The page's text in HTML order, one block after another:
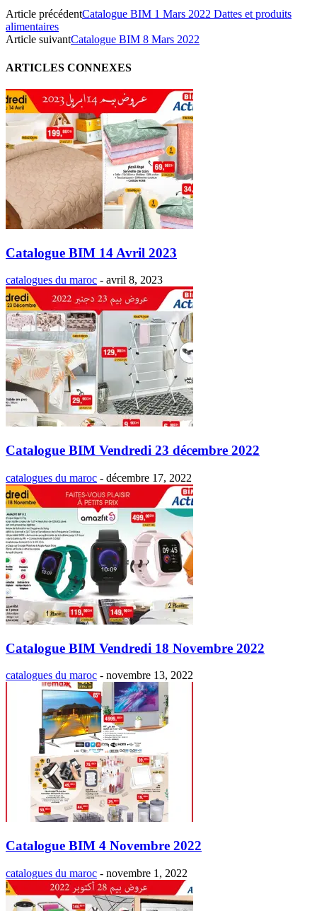
Article précédentCatalogue BIM 1 Mars 2022 Dattes et produits
alimentaires
Article suivantCatalogue BIM 8 Mars 2022
ARTICLES CONNEXES
Catalogue BIM 14 Avril 2023
catalogues du maroc - avril 8, 2023
Catalogue BIM Vendredi 23 décembre 2022
catalogues du maroc - décembre 17, 2022
Catalogue BIM Vendredi 18 Novembre 2022
catalogues du maroc - novembre 13, 2022
Catalogue BIM 4 Novembre 2022
catalogues du maroc - novembre 1, 2022